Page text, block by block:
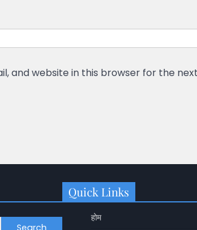
and website in this browser for the
Search
Quick Links
होम